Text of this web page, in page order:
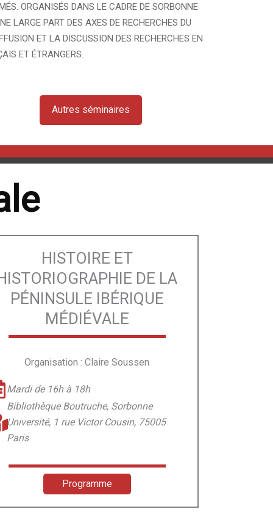
ORGANISÉS DANS LE CADRE DE SORBONNE
LARGE PART DES AXES DE RECHERCHES DU
ET LA DISCUSSION DES RECHERCHES EN
ET ÉTRANGERS.
Autres séminaires
HISTOIRE ET
DE LA
PÉNINSULE IBÉRIQUE
MÉDIÉVALE
Organisation : Claire Soussen
Mardi de 16h à 18h
Bibliothèque Boutruche, Sorbonne
Université, 1 rue Victor Cousin, 75005
Paris
Programme